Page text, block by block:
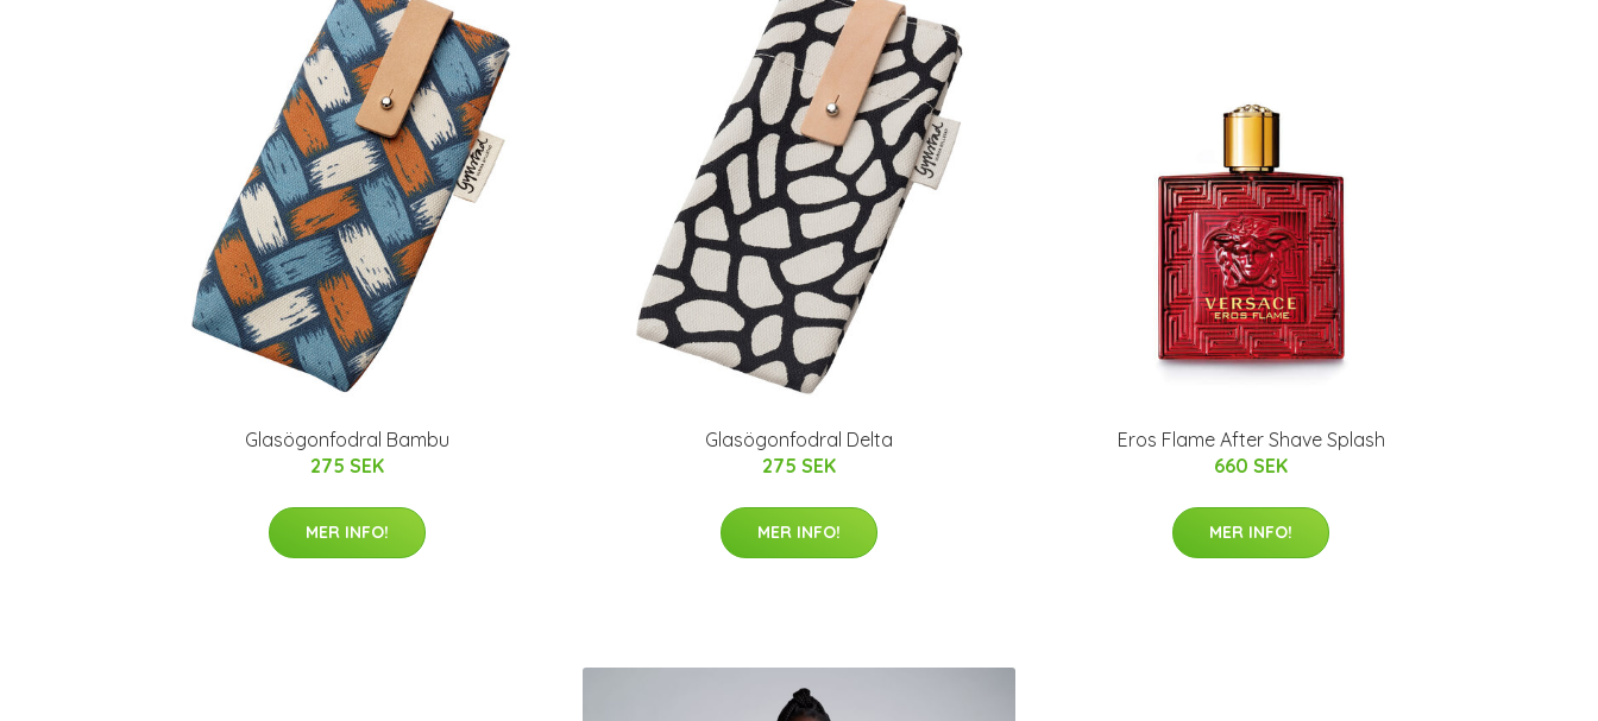
Glasögonfodral Bambu
275 SEK
MER INFO!
Glasögonfodral Delta
275 SEK
MER INFO!
Eros Flame After Shave Splash
660 SEK
MER INFO!